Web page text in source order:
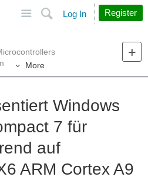
Search
Log In Register
More
Windows
7 für
auf
ARM Cortex A9